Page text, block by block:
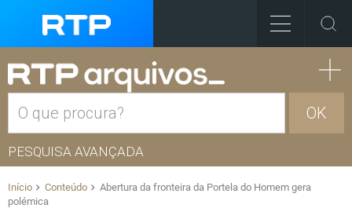
OK
PESQUISA AVANÇADA
Início Conteúdo
Abertura da fronteira da Portela do Homem gera
polémica